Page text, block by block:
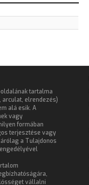
tartalma
arculat, elrendezés)
alá esik. A
vagy
formában
terjesztése vagy
a Tulajdonos
vállalni